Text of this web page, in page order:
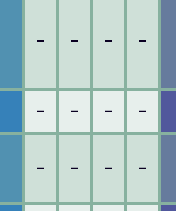
– – – –
– – – –
– – – –